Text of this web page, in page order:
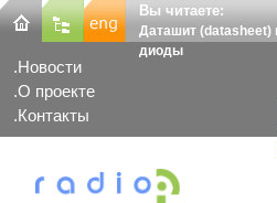
Вы читаете:
Даташит (datasheet)
диоды
Новости
О проекте
Контакты